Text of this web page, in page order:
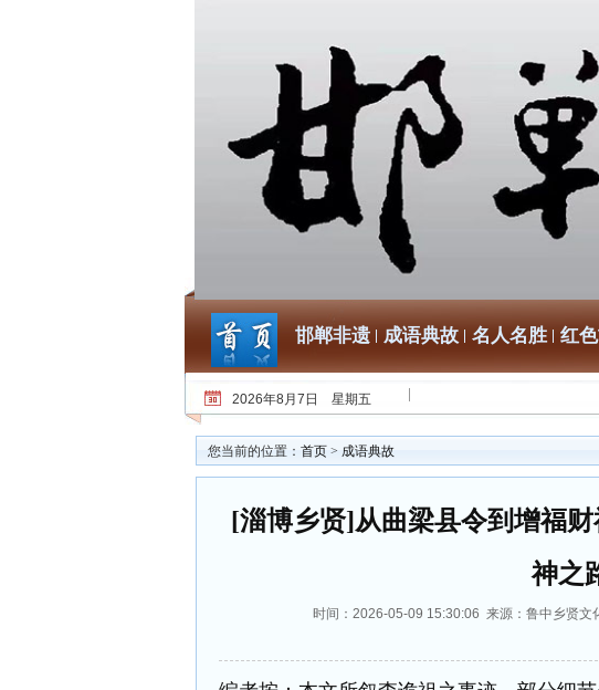
邯郸非遗 成语典故 名人名胜 红
2026年8月7日 星期五
您当前的位置： 首页 > 成语典故
[淄博乡贤]从曲梁县令到增福
神之
时间：2026-05-09 15:30:06 来源：鲁中乡贤文